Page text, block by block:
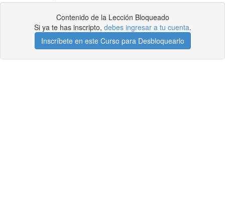
Contenido de la Lección Bloqueado
Si ya te has inscripto, debes ingresar a tu cuenta.
Inscríbete en este Curso para Desbloquearlo